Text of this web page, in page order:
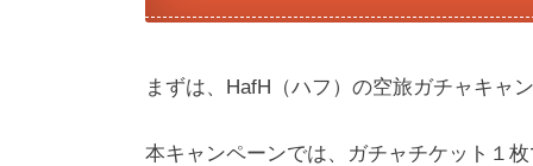
まずは、HafH（ハフ）の空旅ガチャキャ
本キャンペーンでは、ガチャチケット１